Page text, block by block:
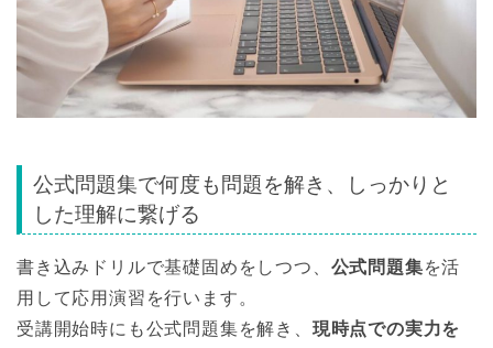
公式問題集で何度も問題を解き、しっかりと
した理解に繋げる
書き込みドリルで基礎固めをしつつ、 公式問題集を活
用して応用演習を行います。
受講開始時にも公式問題集を解き、 現時点での実力を